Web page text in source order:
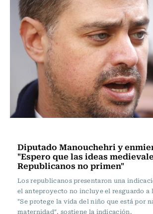
Diputado Manouchehri y
"Espero que las ideas
Republicanos no primen"
Los republicanos presentaron una
el anteproyecto no incluye el resguardo a
"Se protege la vida del niño que está por
maternidad", sostiene la indicación.